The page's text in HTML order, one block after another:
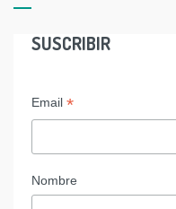
SUSCRIBIR
Email *
Nombre